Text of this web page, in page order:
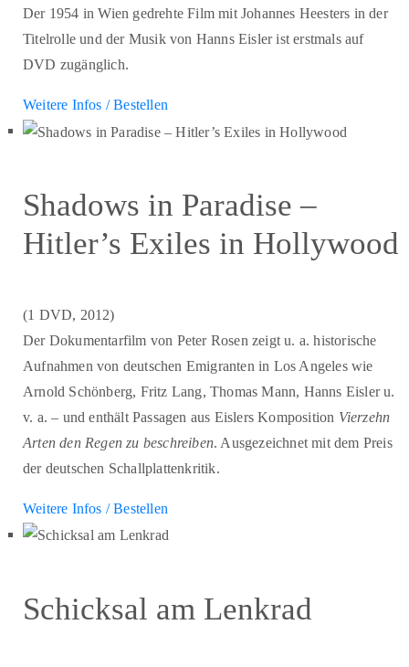
Der 1954 in Wien gedrehte Film mit Johannes Heesters in der
Titelrolle und der Musik von Hanns Eisler ist erstmals auf
DVD zugänglich.
Weitere Infos / Bestellen
Shadows in Paradise –
Hitler’s Exiles in Hollywood
(1 DVD, 2012)
Der Dokumentarfilm von Peter Rosen zeigt u. a. historische
Aufnahmen von deutschen Emigranten in Los Angeles wie
Arnold Schönberg, Fritz Lang, Thomas Mann, Hanns Eisler u.
v. a. – und enthält Passagen aus Eislers Komposition Vierzehn
Arten den Regen zu beschreiben. Ausgezeichnet mit dem Preis
der deutschen Schallplattenkritik.
Weitere Infos / Bestellen
Schicksal am Lenkrad